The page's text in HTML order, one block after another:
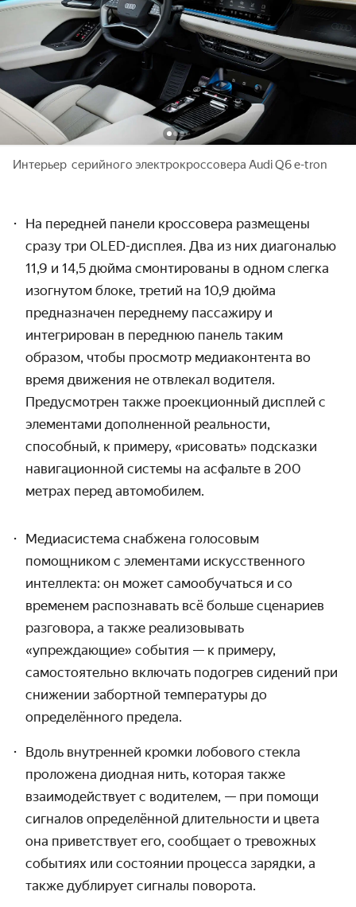
Интерьер серийного электрокроссовера Audi Q6 e-tron
На передней панели кроссовера размещены
сразу три OLED-дисплея. Два из них диагональю
11,9 и 14,5 дюйма смонтированы в одном слегка
изогнутом блоке, третий на 10,9 дюйма
предназначен переднему пассажиру и
интегрирован в переднюю панель таким
образом, чтобы просмотр медиаконтента во
время движения не отвлекал водителя.
Предусмотрен также проекционный дисплей с
элементами дополненной реальности,
способный, к примеру, «рисовать» подсказки
навигационной системы на асфальте в 200
метрах перед автомобилем.
Медиасистема снабжена голосовым
помощником с элементами искусственного
интеллекта: он может самообучаться и со
временем распознавать всё больше сценариев
разговора, а также реализовывать
«упреждающие» события — к примеру,
самостоятельно включать подогрев сидений при
снижении забортной температуры до
определённого предела.
Вдоль внутренней кромки лобового стекла
проложена диодная нить, которая также
взаимодействует с водителем, — при помощи
сигналов определённой длительности и цвета
она приветствует его, сообщает о тревожных
событиях или состоянии процесса зарядки, а
также дублирует сигналы поворота.